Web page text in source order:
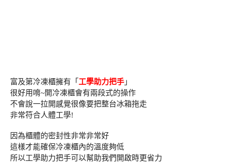
富及第冷凍櫃擁有「 工學助力把手 」
很好用唷~開冷凍櫃會有兩段式的操作
不會說一拉開感覺很像要把整台冰箱拖走
非常符合人體工學!
因為櫃體的密封性非常非常好
這樣才能確保冷凍櫃內的溫度夠低
所以工學助力把手可以幫助我們開啟時更省力